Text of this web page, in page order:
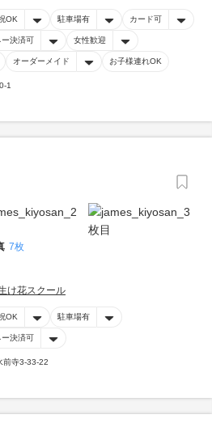
OK 駐車場有 カード可
ー決済可 女性歓迎
オーダーメイド お子様連れOK
1
7枚
け花スクール
OK 駐車場有
ー決済可
前寺3-33-22